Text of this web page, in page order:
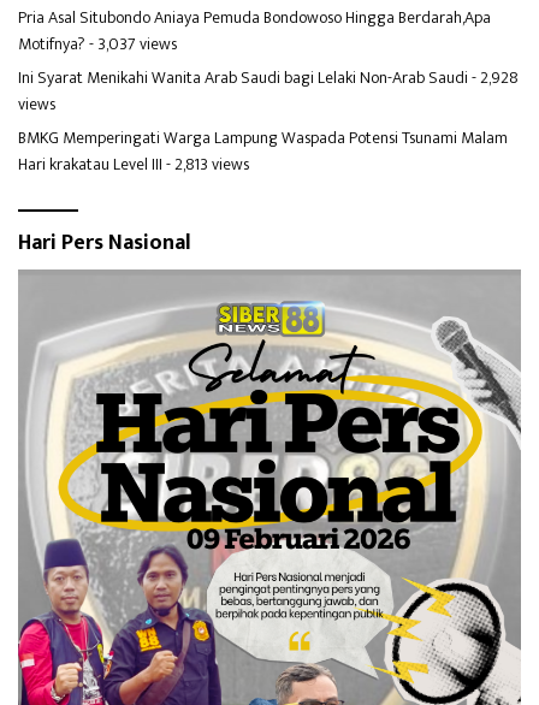
Pria Asal Situbondo Aniaya Pemuda Bondowoso Hingga Berdarah,Apa
Motifnya?- 3,037 views
Ini Syarat Menikahi Wanita Arab Saudi bagi Lelaki Non-Arab Saudi- 2,928
views
BMKG Memperingati Warga Lampung Waspada Potensi Tsunami Malam
Hari krakatau Level III- 2,813 views
Hari Pers Nasional